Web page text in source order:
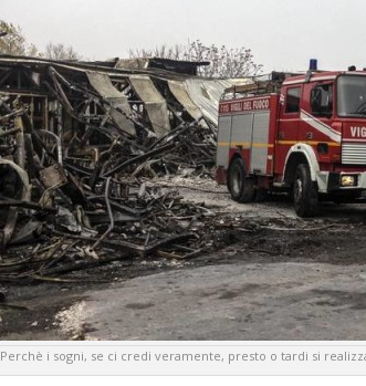
Perchè i sogni, se ci credi veramente, presto o tardi si